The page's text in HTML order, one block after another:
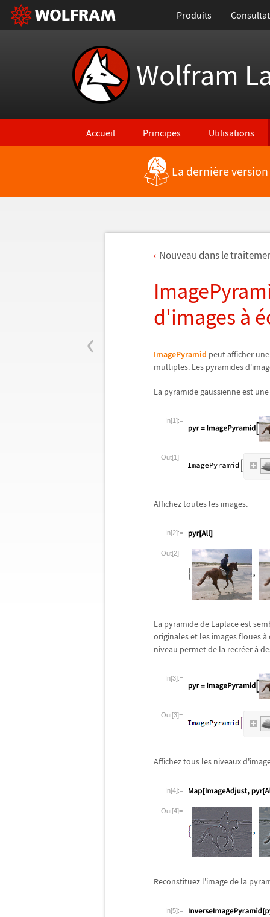
Produits
Wolfram
Accueil Principes Utilisations
La dernière
‹
Nouveau dans le
d'images à é
ImagePyramid peut afficher
multiples. Les pyramides
La pyramide gaussienne est une
In[1]:=
Out[1]=
Affichez toutes les images.
In[2]:=
Out[2]=
La pyramide de Laplace est
originales et les images flouesà
niveau permet de la recréerà
In[3]:=
Out[3]=
Affichez tous les niveaux
In[4]:=
Out[4]=
Reconstituez l'image de la
In[5]:=